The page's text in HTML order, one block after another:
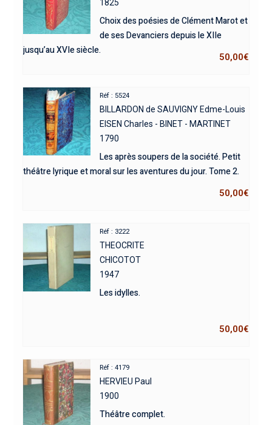
1825
Choix des poésies de Clément Marot et
de ses Devanciers depuis le XIIe
jusqu’au XVIe siècle.
50,00€
Réf : 5524
BILLARDON de SAUVIGNY Edme-Louis
EISEN Charles - BINET - MARTINET
1790
Les après soupers de la société. Petit
théâtre lyrique et moral sur les aventures du jour. Tome 2.
50,00€
Réf : 3222
THEOCRITE
CHICOTOT
1947
Les idylles.
50,00€
Réf : 4179
HERVIEU Paul
1900
Théâtre complet.